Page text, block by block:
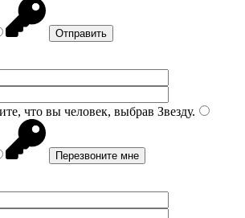
что вы человек, выбрав Звезду.